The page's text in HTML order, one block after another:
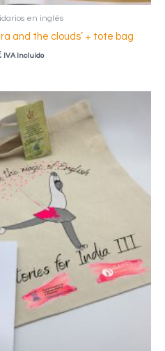
en inglés
and the clouds’ + tote bag
IVA Incluido